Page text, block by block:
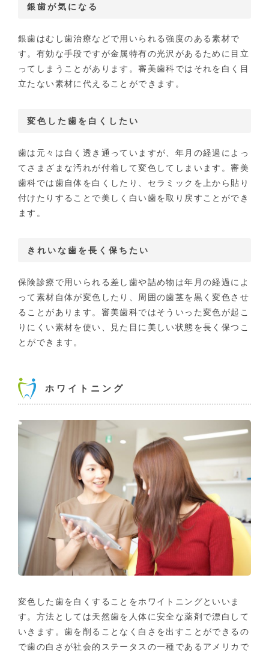
銀歯が気になる
銀歯はむし歯治療などで用いられる強度のある素材で
す。有効な手段ですが金属特有の光沢があるために目立
ってしまうことがあります。審美歯科ではそれを白く目
立たない素材に代えることができます。
変色した歯を白くしたい
歯は元々は白く透き通っていますが、年月の経過によっ
てさまざまな汚れが付着して変色してしまいます。審美
歯科では歯自体を白くしたり、セラミックを上から貼り
付けたりすることで美しく白い歯を取り戻すことができ
ます。
きれいな歯を長く保ちたい
保険診療で用いられる差し歯や詰め物は年月の経過によ
って素材自体が変色したり、周囲の歯茎を黒く変色させ
ることがあります。審美歯科ではそういった変色が起こ
りにくい素材を使い、見た目に美しい状態を長く保つこ
とができます。
ホワイトニング
変色した歯を白くすることをホワイトニングといいま
す。方法としては天然歯を人体に安全な薬剤で漂白して
いきます。歯を削ることなく白さを出すことができるの
で歯の白さが社会的ステータスの一種であるアメリカで